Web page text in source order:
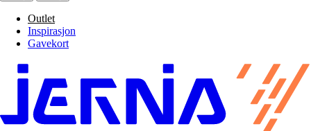
Outlet
Inspirasjon
Gavekort